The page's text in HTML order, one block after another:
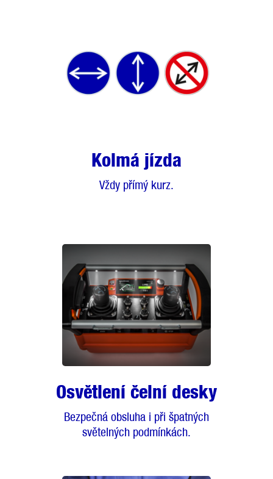
Kolmá jízda
Vždy přímý kurz.
Osvětlení čelní desky
Bezpečná obsluha i při špatných
světelných podmínkách.